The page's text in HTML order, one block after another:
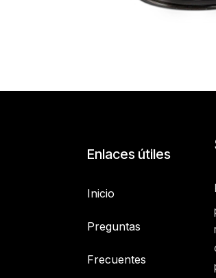
Enlaces útiles
Inicio
Preguntas
Frecuentes